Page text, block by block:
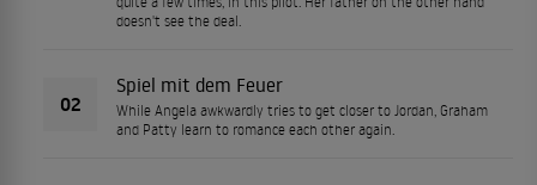
doesn't see the deal.
02
Spiel mit dem Feuer
While Angela awkwardly tries to get closer to Jordan, Graham
and Patty learn to romance each other again.